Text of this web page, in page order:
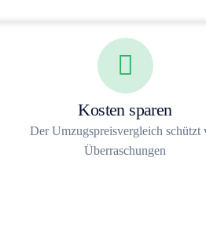
Kosten sparen
Der Umzugspreisvergleich schützt
Überraschungen